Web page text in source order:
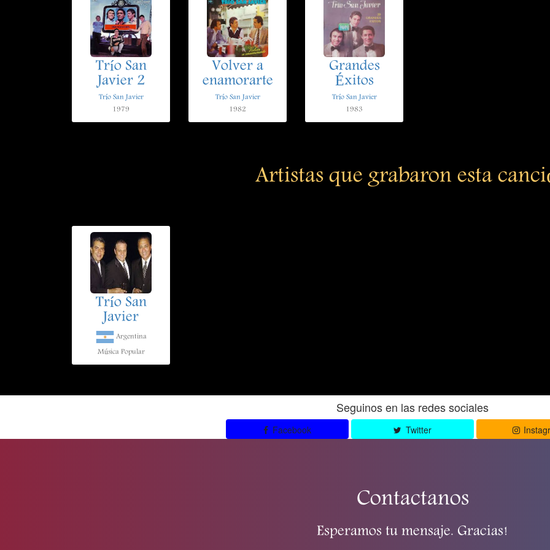
Trío San
Javier 2
Trío San Javier
1979
Volver a
enamorarte
Trío San Javier
1982
Grandes
Éxitos
Trío San Javier
1983
Artistas que grabaron esta
Trío San
Javier
Argentina
Música Popular
Seguinos en las redes sociales
Facebook Twitter
Contactanos
Esperamos tu mensaje. Gracias!